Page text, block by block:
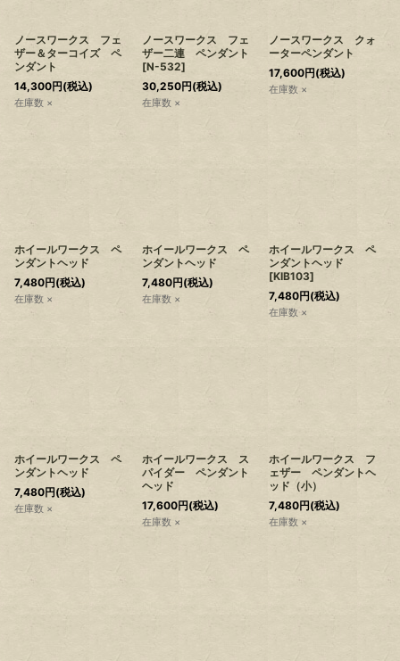
ノースワークス フェ
ザー＆ターコイズ ペ
ンダント
14,300円(税込)
在庫数 ×
ノースワークス フェ
ザー二連 ペンダント
[N-532]
30,250円(税込)
在庫数 ×
ノースワークス クォ
ーターペンダント
17,600円(税込)
在庫数 ×
ホイールワークス ペ
ンダントヘッド
7,480円(税込)
在庫数 ×
ホイールワークス ペ
ンダントヘッド
7,480円(税込)
在庫数 ×
ホイールワークス ペ
ンダントヘッド
[KIB103]
7,480円(税込)
在庫数 ×
ホイールワークス ペ
ンダントヘッド
7,480円(税込)
在庫数 ×
ホイールワークス ス
パイダー ペンダント
ヘッド
17,600円(税込)
在庫数 ×
ホイールワークス フ
ェザー ペンダントヘ
ッド（小）
7,480円(税込)
在庫数 ×